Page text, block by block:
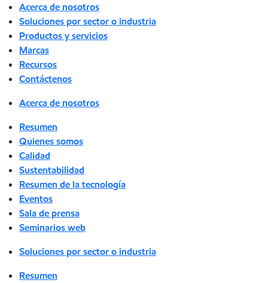
Acerca de nosotros
Soluciones por sector o industria
Productos y servicios
Marcas
Recursos
Contáctenos
Acerca de nosotros
Resumen
Quienes somos
Calidad
Sustentabilidad
Resumen de la tecnología
Eventos
Sala de prensa
Seminarios web
Soluciones por sector o industria
Resumen